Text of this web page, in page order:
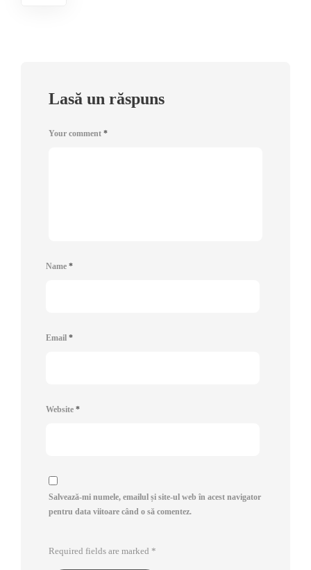
Lasă un răspuns
Your comment *
Name *
Email *
Website *
Salvează-mi numele, emailul și site-ul web în acest navigator
pentru data viitoare când o să comentez.
Required fields are marked *